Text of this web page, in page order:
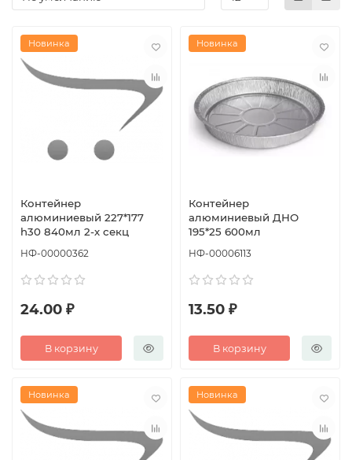
Новинка
Контейнер
алюминиевый 227*177
h30 840мл 2-х секц
НФ-00000362
24.00 ₽
В корзину
Новинка
Контейнер
алюминиевый ДНО
195*25 600мл
НФ-00006113
13.50 ₽
В корзину
Новинка Новинка